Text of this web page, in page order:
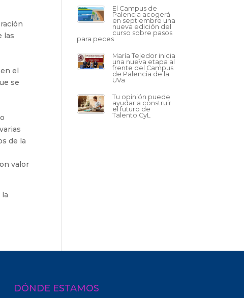
las
el
se
de la
valor
El Campus de
Palencia acogerá
en septiembre una
nueva edición del
curso sobre pasos
para peces
María Tejedor inicia
una nueva etapa al
frente del Campus
de Palencia de la
UVa
Tu opinión puede
ayudar a construir
el futuro de
Talento CyL
DÓNDE ESTAMOS